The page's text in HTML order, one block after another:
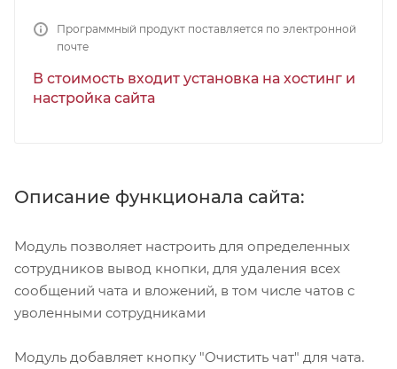
Программный продукт поставляется по электронной
почте
В стоимость входит установка на хостинг и
настройка сайта
Описание функционала сайта:
Модуль позволяет настроить для определенных
сотрудников вывод кнопки, для удаления всех
сообщений чата и вложений, в том числе чатов с
уволенными сотрудниками
Модуль добавляет кнопку "Очистить чат" для чата.